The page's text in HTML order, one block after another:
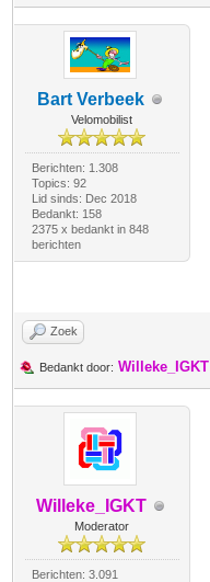
Bart Verbeek
Velomobilist
Berichten: 1.308
Topics: 92
Lid sinds: Dec 2018
Bedankt: 158
2375 x bedankt in 848
berichten
Zoek
Bedankt door: Willeke_IGKT
Willeke_IGKT
Moderator
Berichten: 3.091